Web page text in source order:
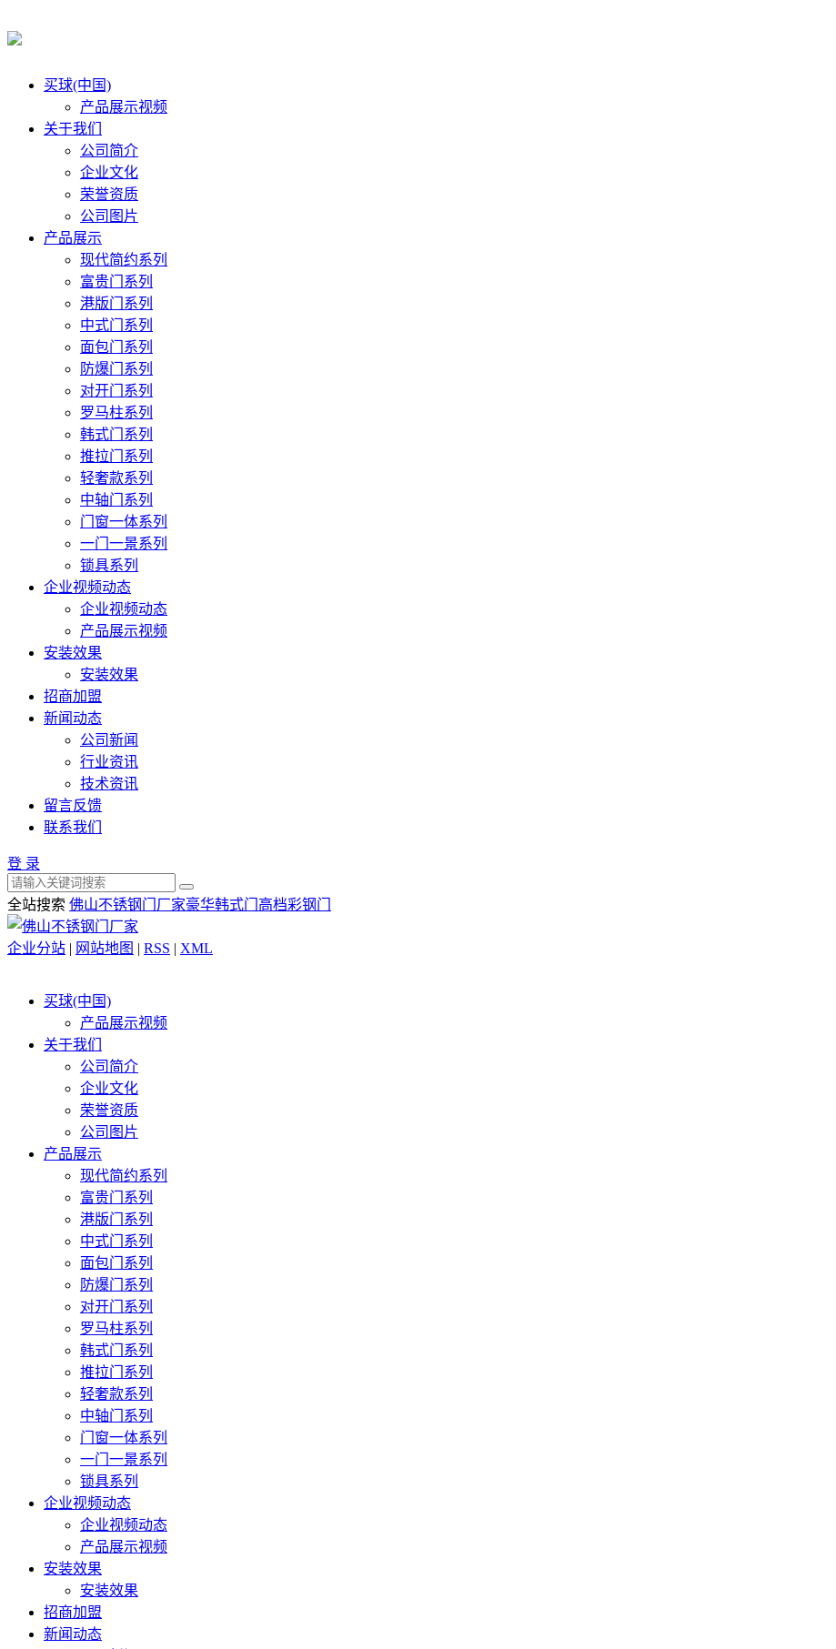
买球(中国)
产品展示视频
关于我们
公司简介
企业文化
荣誉资质
公司图片
产品展示
现代简约系列
富贵门系列
港版门系列
中式门系列
面包门系列
防爆门系列
对开门系列
罗马柱系列
韩式门系列
推拉门系列
轻奢款系列
中轴门系列
门窗一体系列
一门一景系列
锁具系列
企业视频动态
企业视频动态
产品展示视频
安装效果
安装效果
招商加盟
新闻动态
公司新闻
行业资讯
技术资讯
留言反馈
联系我们
登 录
全站搜索 佛山不锈钢门厂家豪华韩式门 高档彩钢门
企业分站 | 网站地图 | RSS | XML
买球(中国)
产品展示视频
关于我们
公司简介
企业文化
荣誉资质
公司图片
产品展示
现代简约系列
富贵门系列
港版门系列
中式门系列
面包门系列
防爆门系列
对开门系列
罗马柱系列
韩式门系列
推拉门系列
轻奢款系列
中轴门系列
门窗一体系列
一门一景系列
锁具系列
企业视频动态
企业视频动态
产品展示视频
安装效果
安装效果
招商加盟
新闻动态